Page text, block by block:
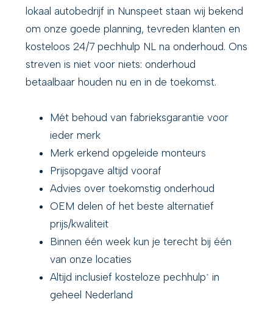
lokaal autobedrijf in Nunspeet staan wij bekend
om onze goede planning, tevreden klanten en
kosteloos 24/7 pechhulp NL na onderhoud. Ons
streven is niet voor niets: onderhoud
betaalbaar houden nu en in de toekomst.
Mét behoud van fabrieksgarantie voor
ieder merk
Merk erkend opgeleide monteurs
Prijsopgave altijd vooraf
Advies over toekomstig onderhoud
OEM delen of het beste alternatief
prijs/kwaliteit
Binnen één week kun je terecht bij één
van onze locaties
Altijd inclusief kosteloze pechhulp * in
geheel Nederland